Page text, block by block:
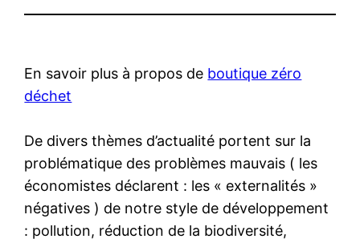
En savoir plus à propos de boutique zéro
déchet
De divers thèmes d’actualité portent sur la
problématique des problèmes mauvais ( les
économistes déclarent : les « externalités »
négatives ) de notre style de développement
: pollution, réduction de la biodiversité,